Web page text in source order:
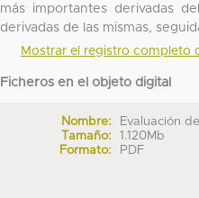
más importantes derivadas
derivadas de las mismas,
Mostrar el registro completo
Ficheros en el objeto digital
Nombre:
Evaluación
Tamaño:
1.120Mb
Formato:
PDF